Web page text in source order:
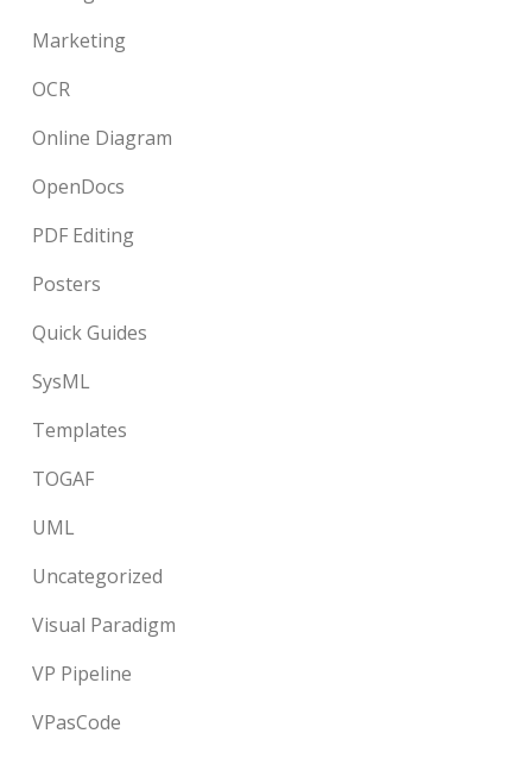
Marketing
OCR
Online Diagram
OpenDocs
PDF Editing
Posters
Quick Guides
SysML
Templates
TOGAF
UML
Uncategorized
Visual Paradigm
VP Pipeline
VPasCode